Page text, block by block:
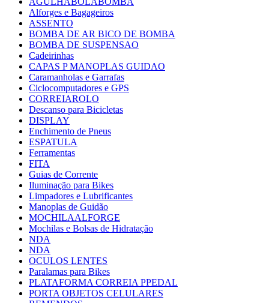
Alforges e Bagageiros
ASSENTO
BOMBA DE AR BICO DE BOMBA
BOMBA DE SUSPENSAO
Cadeirinhas
CAPAS P MANOPLAS GUIDAO
Caramanholas e Garrafas
Ciclocomputadores e GPS
CORREIAROLO
Descanso para Bicicletas
DISPLAY
Enchimento de Pneus
ESPATULA
Ferramentas
FITA
Guias de Corrente
Iluminação para Bikes
Limpadores e Lubrificantes
Manoplas de Guidão
MOCHILAALFORGE
Mochilas e Bolsas de Hidratação
NDA
NDA
OCULOS LENTES
Paralamas para Bikes
PLATAFORMA CORREIA PPEDAL
PORTA OBJETOS CELULARES